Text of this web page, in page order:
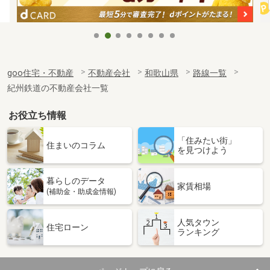
goo住宅・不動産 不動産会社 和歌山県
路線一覧
紀州鉄道の不動産会社一覧
お役立ち情報
住まいのコラム
「住みたい街」
を見つけよう
暮らしのデータ
(補助金・助成金情報)
家賃相場
住宅ローン
人気タウン
ランキング